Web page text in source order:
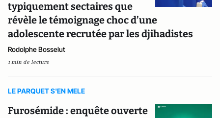
typiquement sectaires que
révèle le témoignage choc d’une
adolescente recrutée par les djihadistes
Rodolphe Bosselut
1 min de lecture
LE PARQUET S'EN MELE
Furosémide : enquête ouverte